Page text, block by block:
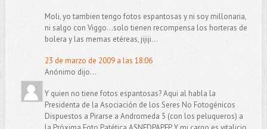
Moli, yo tambien tengo fotos espantosas y ni soy millonaria,
ni salgo con Viggo...solo tienen recompensa los horteras de
bolera y las memas etéreas, jijiji...
23 de marzo de 2009 a las 18:06
Anónimo dijo...
Y quien no tiene fotos espantosas? Aqui al habla la
Presidenta de la Asociación de los Seres No Fotogénicos
Dispuestos a Pirarse a Andromeda 5 (con los peluqueros) a